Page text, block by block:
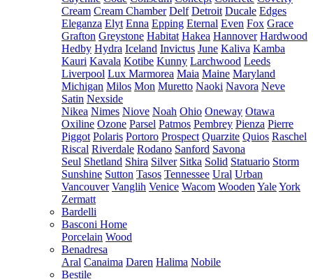
Cream Cream Chamber Delf Detroit Ducale Edges
Eleganza Elyt Enna Epping Eternal Even Fox Grace
Grafton Greystone Habitat Hakea Hannover Hardwood
Hedby Hydra Iceland Invictus June Kaliva Kamba
Kauri Kavala Kotibe Kunny Larchwood Leeds
Liverpool Lux Marmorea Maia Maine Maryland
Michigan Milos Mon Muretto Naoki Navora Neve
Satin Nexside
Nikea Nimes Niove Noah Ohio Oneway Otawa
Oxiline Ozone Parsel Patmos Pembrey Pienza Pierre
Piggot Polaris Portoro Prospect Quarzite Quios Raschel
Riscal Riverdale Rodano Sanford Savona
Seul Shetland Shira Silver Sitka Solid Statuario Storm
Sunshine Sutton Tasos Tennessee Ural Urban
Vancouver Vanglih Venice Wacom Wooden YaleYork
Zermatt
Bardelli
Basconi Home
Porcelain Wood
Benadresa
Aral Canaima Daren Halima Nobile
Bestile